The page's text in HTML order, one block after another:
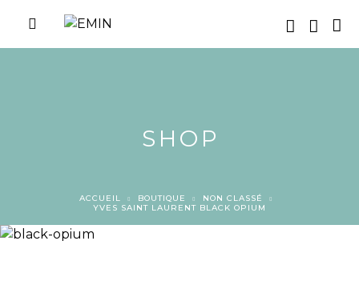
SHOP
ACCUEIL BOUTIQUE
NON CLASSÉ
YVES SAINT LAURENT BLACK OPIUM